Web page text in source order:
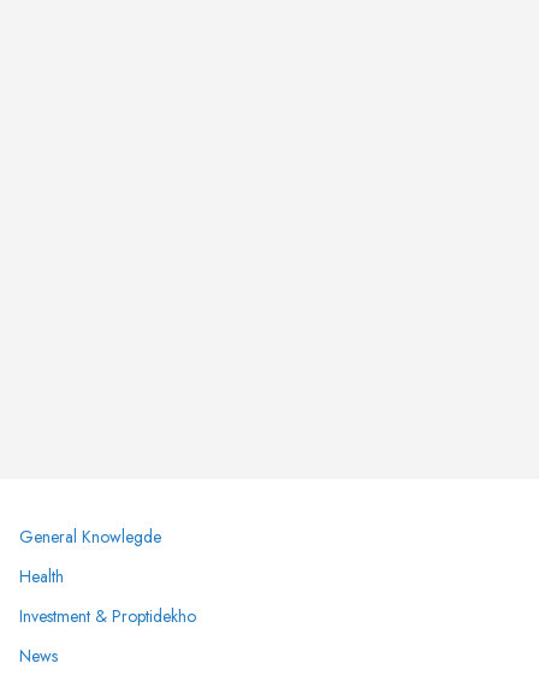
General Knowlegde
Health
Investment & Proptidekho
News